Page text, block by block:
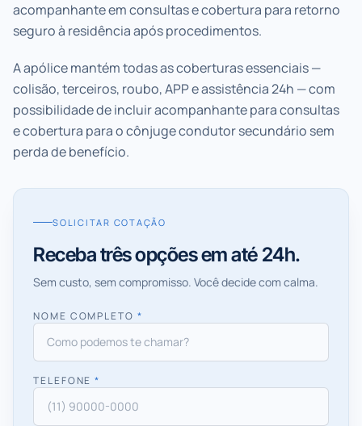
acompanhante em consultas e cobertura para retorno
seguro à residência após procedimentos.
A apólice mantém todas as coberturas essenciais —
colisão, terceiros, roubo, APP e assistência 24h — com
possibilidade de incluir acompanhante para consultas
e cobertura para o cônjuge condutor secundário sem
perda de benefício.
SOLICITAR COTAÇÃO
Receba três opções em até 24h.
Sem custo, sem compromisso. Você decide com calma.
NOME COMPLETO *
TELEFONE *